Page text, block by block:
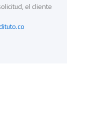
el cliente